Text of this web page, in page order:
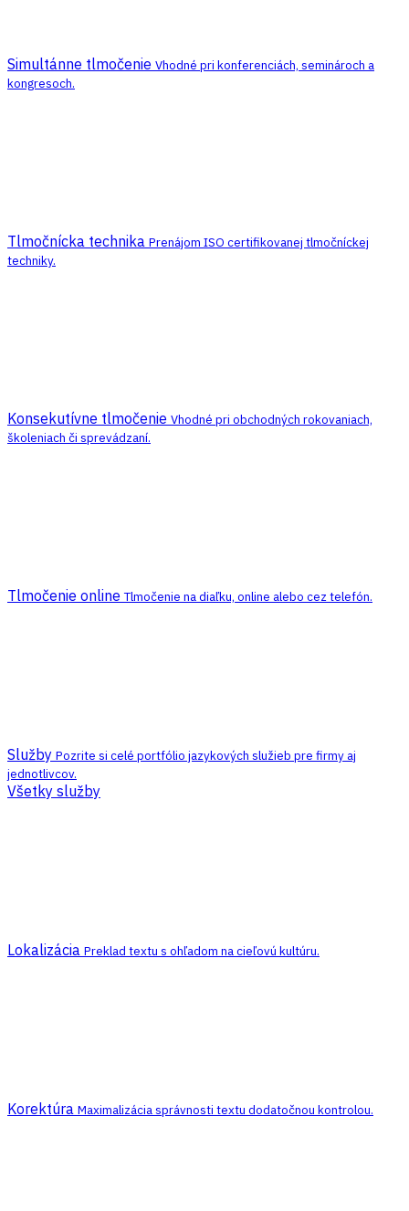
Simultánne tlmočenie Vhodné pri konferenciách, seminároch a
kongresoch.
Tlmočnícka technika Prenájom ISO certifikovanej tlmočníckej
techniky.
Konsekutívne tlmočenie Vhodné pri obchodných rokovaniach,
školeniach či sprevádzaní.
Tlmočenie online Tlmočenie na diaľku, online alebo cez telefón.
Služby Pozrite si celé portfólio jazykových služieb pre firmy aj
jednotlivcov.
Všetky služby
Lokalizácia Preklad textu s ohľadom na cieľovú kultúru.
Korektúra Maximalizácia správnosti textu dodatočnou kontrolou.